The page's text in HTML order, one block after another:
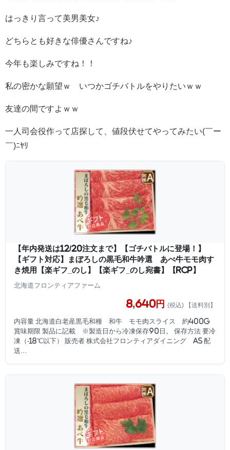
はっきり言って美男美女♪
どちらとも好きな俳優さんですね♪
今年も楽しみですね！！
私の密かな願望ｗ いつかゴチバトルをやりたいｗｗ
友達の間ですよｗｗ
一人司会役作って店探して、値段伏せてやってみたい(￣ー
￣)ﾆﾔﾘ
【年内発送は12/20注文まで】【ゴチバトルに登場！】
【ギフト対応】まぼろしの黒毛和牛吟選 あべ牛モモ肉す
き焼用【楽ギフ_のし】【楽ギフ_のし宛書】【RCP】
北海道フロンティアファーム
8,640円 (税込) 【送料別】
内容量 北海道白老産黒毛和種 和牛 モモ肉スライス 約400g
賞味期限 製品に記載 ※製造日から冷凍保存90日。 保存方法 要冷
凍（-18℃以下） 販売者 株式会社フロンティアダイニング AS 配
送...